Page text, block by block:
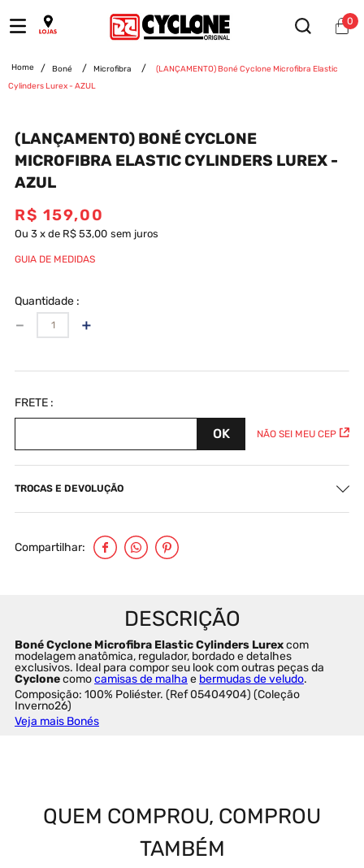
0
Boné Microfibra
(LANÇAMENTO) Boné Cyclone Microfibra Elastic
Cylinders Lurex - AZUL
(LANÇAMENTO) BONÉ CYCLONE
MICROFIBRA ELASTIC CYLINDERS LUREX -
AZUL
R$ 159,00
Ou 3 x de R$ 53,00 sem juros
GUIA DE MEDIDAS
Quantidade
＋
－
NÃO SEI MEU CEP
TROCAS E DEVOLUÇÃO
Compartilhar
Boné Cyclone Microfibra Elastic Cylinders Lurex com
modelagem anatômica, regulador, bordado e detalhes
Cyclone como camisas de malha e bermudas de veludo.
Composição: 100% Poliéster. (Ref 05404904) (Coleção
Inverno26)
Veja mais Bonés
QUEM COMPROU, COMPROU
TAMBÉM